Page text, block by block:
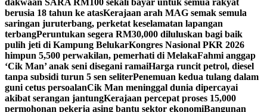
dakwaan SARA RM100 sekali bayar untuk semua rakyat
berusia 18 tahun ke atasKerajaan arah MAG semak semula
saringan juruterbang, perketat keselamatan lapangan
terbangPeruntukan segera RM30,000 diluluskan bagi baik
pulih jeti di Kampung BelukarKongres Nasional PKR 2026
himpun 5,500 perwakilan, pemerhati di MelakaFahmi anggap
‘Cik Man’ anak seni disegani ramaiHarga runcit petrol, diesel
tanpa subsidi turun 5 sen seliterPenemuan kedua tulang dalam
guni cetus persoalanCik Man meninggal dunia dipercayai
akibat serangan jantungKerajaan percepat proses 15,000
permohonan pekerja asing bantu sektor ekonomiBangunan